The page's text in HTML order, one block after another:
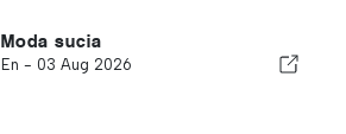
Moda sucia
En - 03 Aug 2026